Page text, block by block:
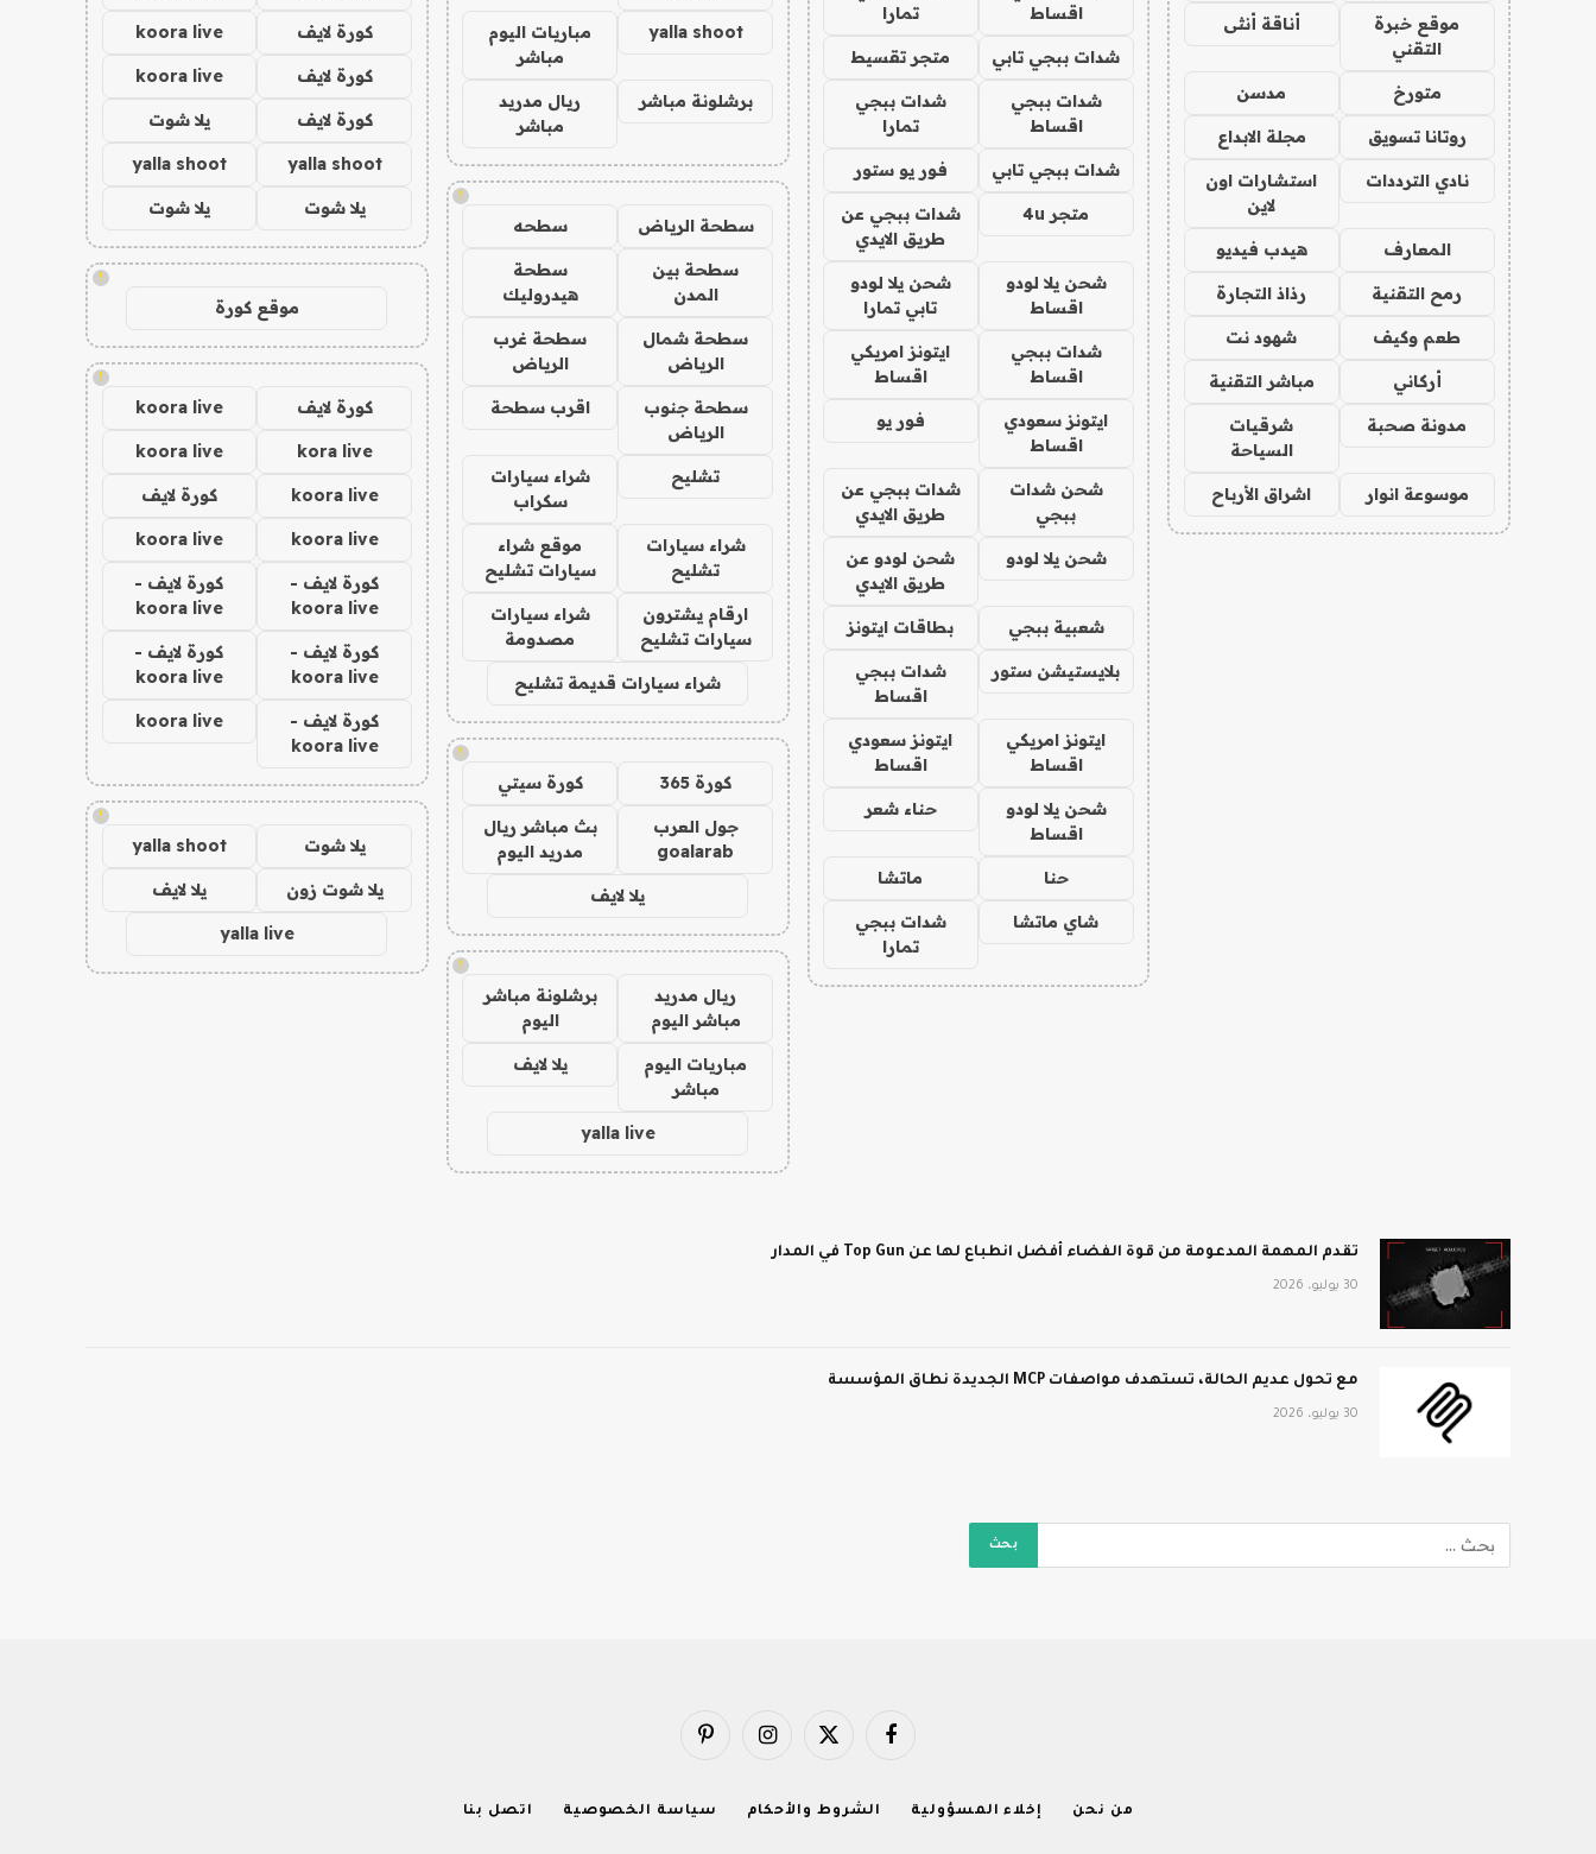
موقع خبرة
التقني
أناقة أنثى
متورخ مدسن
روتانا تسويق مجلة الابداع
نادي الترددات
استشارات اون
لاين
المعارف هيدب فيديو
رمح التقنية رذاذ التجارة
طعم وكيف شهود نت
أركاني مباشر التقنية
مدونة صحبة
شرقيات
السياحة
موسوعة انوار اشراق الأرباح
اقساط
تمارا
شدات ببجي تابي متجر تقسيط
شدات ببجي
اقساط
شدات ببجي
تمارا
شدات ببجي تابي فور يو ستور
متجر 4u
شدات ببجي عن
طريق الايدي
شحن يلا لودو
اقساط
شحن يلا لودو
تابي تمارا
شدات ببجي
اقساط
ايتونز امريكي
اقساط
ايتونز سعودي
اقساط
فور يو
شحن شدات
ببجي
شدات ببجي عن
طريق الايدي
شحن يلا لودو
شحن لودو عن
طريق الايدي
شعبية ببجي بطاقات ايتونز
بلايستيشن ستور
شدات ببجي
اقساط
ايتونز امريكي
اقساط
ايتونز سعودي
اقساط
شحن يلا لودو
اقساط
حناء شعر
حنا ماتشا
شاي ماتشا
شدات ببجي
تمارا
yalla shoot
مباريات اليوم
مباشر
برشلونة مباشر
ريال مدريد
مباشر
!
سطحة الرياض سطحه
سطحة بين
المدن
سطحة
هيدروليك
سطحة شمال
الرياض
سطحة غرب
الرياض
سطحة جنوب
الرياض
اقرب سطحة
تشليح
شراء سيارات
سكراب
شراء سيارات
تشليح
موقع شراء
سيارات تشليح
ارقام يشترون
سيارات تشليح
شراء سيارات
مصدومة
شراء سيارات قديمة تشليح
!
كورة 365 كورة سيتي
جول العرب
goalarab
بث مباشر ريال
مدريد اليوم
يلا لايف
!
ريال مدريد
مباشر اليوم
برشلونة مباشر
اليوم
مباريات اليوم
مباشر
يلا لايف
yalla live
كورة لايف koora live
كورة لايف koora live
كورة لايف يلا شوت
yalla shoot
yalla shoot
يلا شوت يلا شوت
!
موقع كورة
!
كورة لايف koora live
kora live
koora live
koora live كورة لايف
koora live
koora live
كورة لايف -
koora live
كورة لايف -
koora live
كورة لايف -
koora live
كورة لايف -
koora live
كورة لايف -
koora live
koora live
!
يلا شوت yalla shoot
يلا شوت زون يلا لايف
yalla live
تقدم المهمة المدعومة من قوة الفضاء أفضل انطباع لها عن Top Gun في المدار
30 يوليو، 2026
مع تحول عديم الحالة، تستهدف مواصفات MCP الجديدة نطاق المؤسسة
30 يوليو، 2026
فيسبوك X
الانستغرامبينتيريست
من نحن إخلاء المسؤولية الشروط والأحكام سياسة الخصوصية اتصل بنا